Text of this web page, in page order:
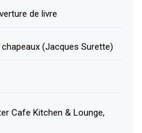
de livre
(Jacques Surette)
Cafe Kitchen & Lounge,